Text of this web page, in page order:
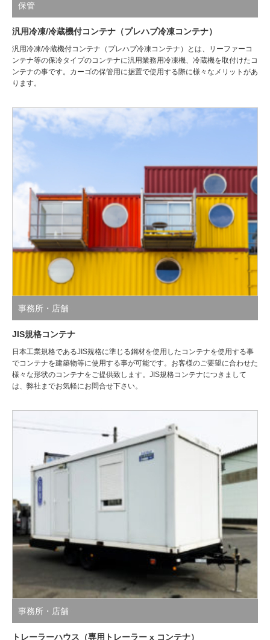
保管
汎用冷凍/冷蔵機付コンテナ（プレハブ冷凍コンテナ）
汎用冷凍/冷蔵機付コンテナ（プレハブ冷凍コンテナ）とは、リーファーコ
ンテナ等の保冷タイプのコンテナに汎用業務用冷凍機、冷蔵機を取付けたコ
ンテナの事です。カーゴの保管用に据置で使用する際に様々なメリットがあ
ります。
事務所・店舗
JIS規格コンテナ
日本工業規格であるJIS規格に準じる鋼材を使用したコンテナを使用する事
でコンテナを建築物等に使用する事が可能です。お客様のご要望に合わせた
様々な形状のコンテナをご提供致します。JIS規格コンテナにつきまして
は、弊社までお気軽にお問合せ下さい。
事務所・店舗
トレーラーハウス（専用トレーラー x コンテナ）